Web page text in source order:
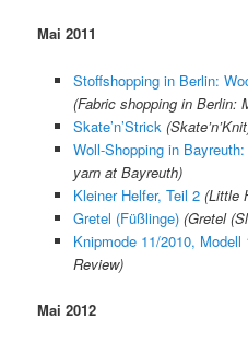
Mai 2011
Stoffshopping in Berlin:
(Fabric shopping in Berlin:
Skate’n’Strick
Woll-Shopping in
yarn at Bayreuth)
Kleiner Helfer, Teil 2 (Little
Gretel (Füßlinge) (Gretel
Knipmode 11/2010, Modell
Review)
Mai 2012